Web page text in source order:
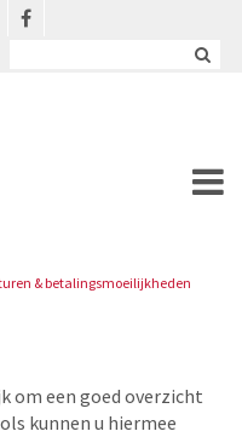
& betalingsmoeilijkheden
om een goed overzicht
kunnen u hiermee